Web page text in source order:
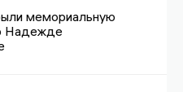
мемориальную
Надежде